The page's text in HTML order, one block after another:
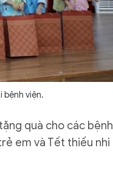
bệnh viện.
quà cho các bệnh
em và Tết thiếu nhi